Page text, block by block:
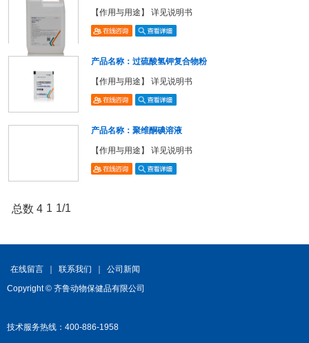
【作用与用途】 详见说明书
产品名称：过硫酸氢钾复合物粉
【作用与用途】 详见说明书
产品名称：聚维酮碘溶液
【作用与用途】 详见说明书
总数 4 1 1/1
在线留言 联系我们
公司新闻
Copyright © 齐鲁动物保健品有限公司
技术服务热线：400-886-1958